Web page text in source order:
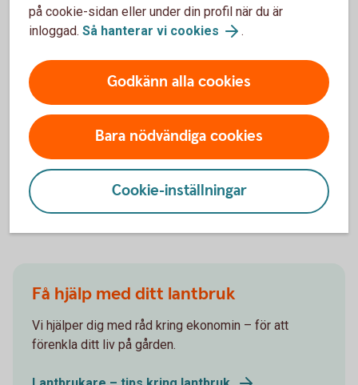
fosforförluster minskar.
Övervintringen underlättas.
förbättras.
Marken torkar upp snabbare och vårbruket kan börja
tidigare.
Torr jord har stabilare struktur och risken för
markpackningsskador minskar.
Jordbearbetning, sådd och skördearbete blir lättare,
effektivare och säkrare.
Skörden mognar jämnare, vilket kan ge lägre
torkningskostnader.
Få hjälp med ditt lantbruk
Vi hjälper dig med råd kring ekonomin – för att
förenkla ditt liv på gården.
på cookie-sidan eller under din profil när du är
inloggad. Så hanterar vi cookies .
Godkänn alla cookies
Bara nödvändiga cookies
Cookie-inställningar